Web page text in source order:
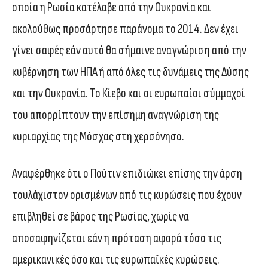
οποία η Ρωσία κατέλαβε από την Ουκρανία και
ακολούθως προσάρτησε παράνομα το 2014. Δεν έχει
γίνει σαφές εάν αυτό θα σήμαινε αναγνώριση από την
κυβέρνηση των ΗΠΑ ή από όλες τις δυνάμεις της Δύσης
και την Ουκρανία. Το Κίεβο και οι ευρωπαίοι σύμμαχοί
του απορρίπτουν την επίσημη αναγνώριση της
κυριαρχίας της Μόσχας στη χερσόνησο.
Αναφέρθηκε ότι ο Πούτιν επιδιώκει επίσης την άρση
τουλάχιστον ορισμένων από τις κυρώσεις που έχουν
επιβληθεί σε βάρος της Ρωσίας, χωρίς να
αποσαφηνίζεται εάν η πρόταση αφορά τόσο τις
αμερικανικές όσο και τις ευρωπαϊκές κυρώσεις.